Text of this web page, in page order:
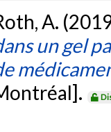
A.
un gel